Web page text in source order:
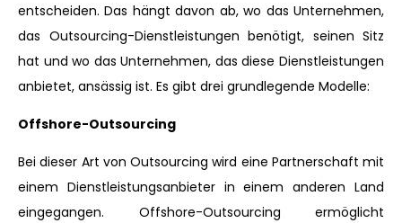
entscheiden. Das hängt davon ab, wo das Unternehmen,
das Outsourcing-Dienstleistungen benötigt, seinen Sitz
hat und wo das Unternehmen, das diese Dienstleistungen
anbietet, ansässig ist. Es gibt drei grundlegende Modelle:
Offshore-Outsourcing
Bei dieser Art von Outsourcing wird eine Partnerschaft mit
einem Dienstleistungsanbieter in einem anderen Land
eingegangen. Offshore-Outsourcing ermöglicht